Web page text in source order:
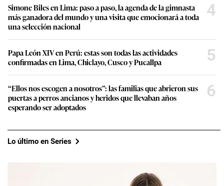
Simone Biles en Lima: paso a paso, la agenda de la gimnasta
más ganadora del mundo y una visita que emocionará a toda
una selección nacional
4
Papa León XIV en Perú: estas son todas las actividades
confirmadas en Lima, Chiclayo, Cusco y Pucallpa
5
“Ellos nos escogen a nosotros”: las familias que abrieron sus
puertas a perros ancianos y heridos que llevaban años
esperando ser adoptados
6
Lo último en Series